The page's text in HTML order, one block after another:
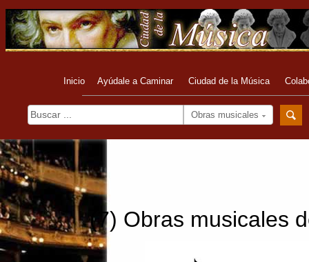
Inicio Ayúdale a Caminar Ciudad de la Música
Obras musicales
(7) Obras musicales